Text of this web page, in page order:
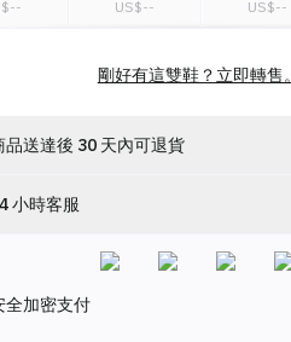
-- US$-- US$--
US$-- US$--
剛好有這雙鞋？立即轉售。
品送達後 30 天內可退貨
小時客服
全加密支付